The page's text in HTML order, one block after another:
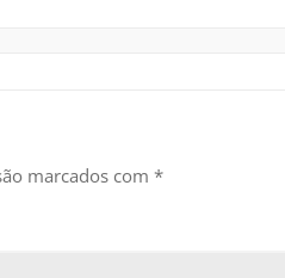
marcados com *